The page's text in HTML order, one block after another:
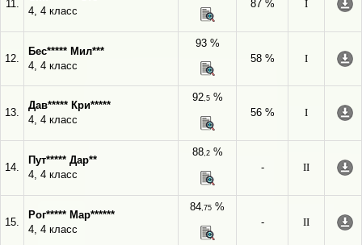
11.
4, 4 класс
87 %
I
12.
Бес***** Мил***
4, 4 класс
93 %
58 %
I
13.
Дав***** Кри*****
4, 4 класс
92,5%
56 %
I
14.
Пут***** Дар**
4, 4 класс
88,2%
-
II
15.
Рог***** Мар******
4, 4 класс
84,75 %
-
II